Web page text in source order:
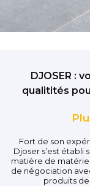
DJOSER :
qualitités
Fort de son
Djoser s’est établi
matière de
de négociation
produits